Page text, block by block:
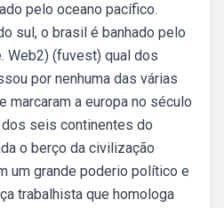
pelo oceano pacífico.
sul, o brasil é banhado pelo
Web2) (fuvest) qual dos
por nenhuma das várias
marcaram a europa no século
seis continentes do
o berço da civilização
um grande poderio político e
trabalhista que homologa